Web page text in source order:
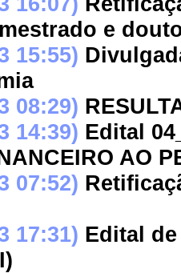
e
15:55)
08:29)
14:39) Edital
AO
07:52)
17:31) Edital